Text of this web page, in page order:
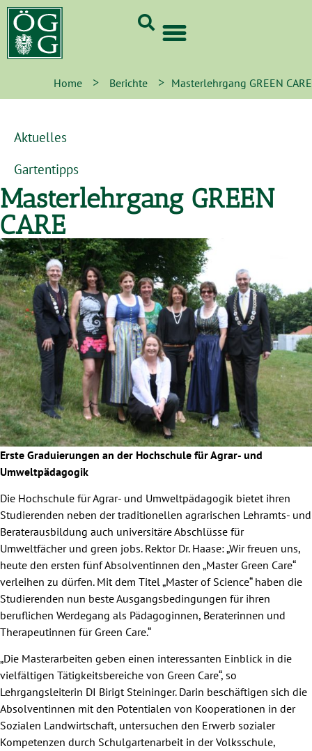
Home > Berichte > Masterlehrgang GREEN CARE
Aktuelles
Gartentipps
Masterlehrgang GREEN
CARE
Erste Graduierungen an der Hochschule für Agrar- und
Umweltpädagogik
Die Hochschule für Agrar- und Umweltpädagogik bietet ihren
Studierenden neben der traditionellen agrarischen Lehramts- und
Beraterausbildung auch universitäre Abschlüsse für
Umweltfächer und green jobs. Rektor Dr. Haase: „Wir freuen uns,
heute den ersten fünf Absolventinnen den „Master Green Care“
verleihen zu dürfen. Mit dem Titel „Master of Science“ haben die
Studierenden nun beste Ausgangsbedingungen für ihren
beruflichen Werdegang als Pädagoginnen, Beraterinnen und
Therapeutinnen für Green Care.“
„Die Masterarbeiten geben einen interessanten Einblick in die
vielfältigen Tätigkeitsbereiche von Green Care“, so
Lehrgangsleiterin DI Birigt Steininger. Darin beschäftigen sich die
Absolventinnen mit den Potentialen von Kooperationen in der
Sozialen Landwirtschaft, untersuchen den Erwerb sozialer
Kompetenzen durch Schulgartenarbeit in der Volksschule,